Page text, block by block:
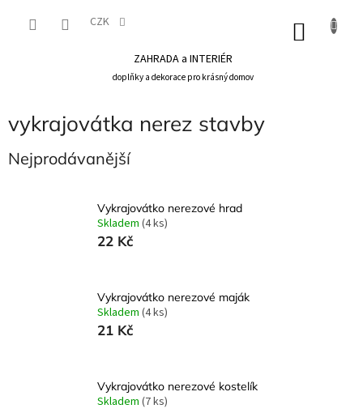
CZK
ZAHRADA a INTERIÉR
doplňky a dekorace pro krásný domov
vykrajovátka nerez stavby
Nejprodávanější
Vykrajovátko nerezové hrad
Skladem (4 ks)
22 Kč
Vykrajovátko nerezové maják
Skladem (4 ks)
21 Kč
Vykrajovátko nerezové kostelík
Skladem (7 ks)